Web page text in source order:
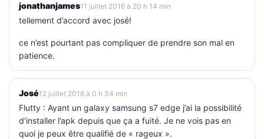
jonathanjames11 juillet 2016 à 20 h 14 min
tellement d’accord avec josé!
ce n’est pourtant pas compliquer de prendre son mal en
patience.
José12 juillet 2016 à 0 h 34 min
Flutty : Ayant un galaxy samsung s7 edge j’ai la possibilité
d’installer l’apk depuis que ça a fuité. Je ne vois pas en
quoi je peux être qualifié de « rageux ».